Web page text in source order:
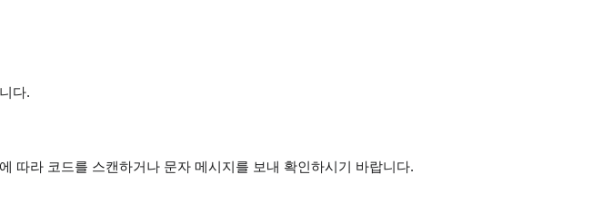
다.
따라 코드를 스캔하거나 문자 메시지를 보내 확인하시기 바랍니다.